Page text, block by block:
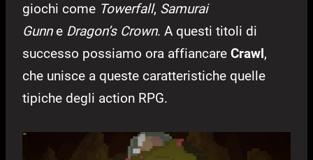
giochi come Towerfall, Samurai
Gunne Dragon’s Crown. A questi titoli di
successo possiamo ora affiancare Crawl,
che unisce a queste caratteristiche quelle
tipiche degli action RPG.